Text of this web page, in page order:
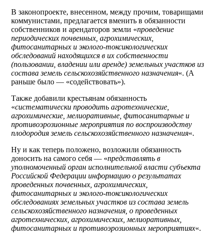
В законопроекте, внесенном, между прочим, товарищами
коммунистами, предлагается вменить в обязанности
собственников и арендаторов земли «проведение
периодических почвенных, агрохимических,
фитосанитарных и эколого-токсикологических
обследований находящихся в их собственности
(пользовании, владении или аренде) земельных участков из
состава земель сельскохозяйственного назначения«. (А
раньше было — «содействовать»).
Также добавили крестьянам обязанность
«систематически проводить агротехнические,
агрохимические, мелиоративные, фитосанитарные и
противоэрозионные мероприятия по воспроизводству
плодородия земель сельскохозяйственного назначения«.
Ну и как теперь положено, возложили обязанность
доносить на самого себя — «представлять в
уполномоченный орган исполнительной власти субъекта
Российской Федерации информацию о результатах
проведенных почвенных, агрохимических,
фитосанитарных и эколого-токсикологических
обследованиях земельных участков из состава земель
сельскохозяйственного назначения, о проведенных
агротехнических, агрохимических, мелиоративных,
фитосанитарных и противоэрозионных мероприятиях«.